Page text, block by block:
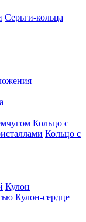
Серьги-кольца
Кольцо с
Кольцо с
Кулон
Кулон-сердце